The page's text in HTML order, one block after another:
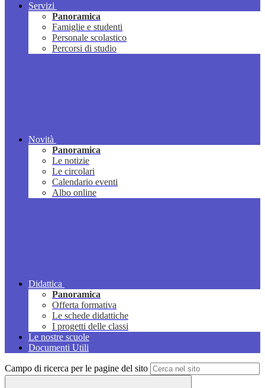
Servizi
Panoramica
Famiglie e studenti
Personale scolastico
Percorsi di studio
Novità
Panoramica
Le notizie
Le circolari
Calendario eventi
Albo online
Didattica
Panoramica
Offerta formativa
Le schede didattiche
I progetti delle classi
Le nostre scuole
Documenti Utili
Campo di ricerca per le pagine del sito